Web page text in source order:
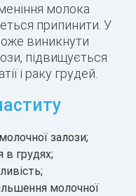
молока
припинити. У
виникнути
підвищується
і раку грудей.
залози;
в грудях;
молочної